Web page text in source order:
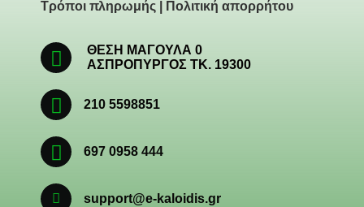
Τρόποι πληρωμής
Πολιτική απορρήτου
ΘΕΣΗ ΜΑΓΟΥΛΑ 0
ΑΣΠΡΟΠΥΡΓΟΣ ΤΚ. 19300
210 5598851
697 0958 444
support@e-kaloidis.gr